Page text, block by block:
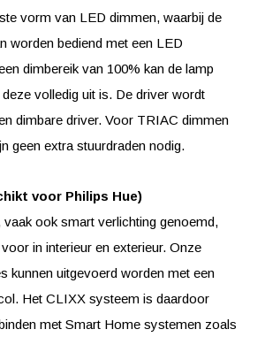
vorm van LED dimmen, waarbij de
worden bediend met een LED
dimbereik van 100% kan de lamp
volledig uit is. De driver wordt
dimbare driver. Voor TRIAC dimmen
geen extra stuurdraden nodig.
voor Philips Hue)
ook smart verlichting genoemd,
in interieur en exterieur. Onze
kunnen uitgevoerd worden met een
Het CLIXX systeem is daardoor
met Smart Home systemen zoals